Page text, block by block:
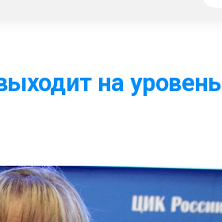
на уровень